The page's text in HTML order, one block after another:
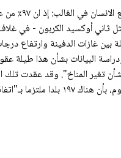
إن هناك
ثاني أوكسيد الكربون - في
بين غازات الدفينة
البيانات بشأن هذا طيلة
بشأن تغير المناخ".
بشأن تغير المناخ".